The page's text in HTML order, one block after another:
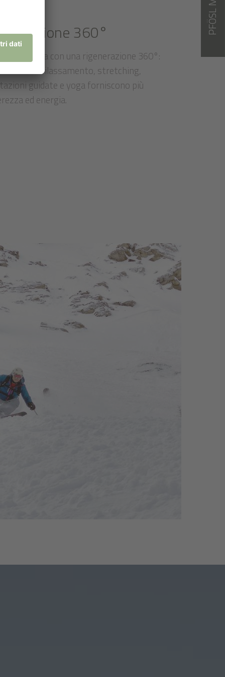
360°
inizia con una rigenerazione 360°:
unità di rilassamento, stretching,
guidate e yoga forniscono più
ed energia.